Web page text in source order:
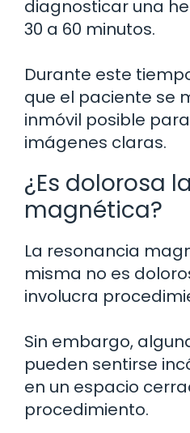
diagnosticar una
30 a 60 minutos.
Durante este
que el paciente se
inmóvil posible
imágenes claras.
¿Es dolorosa
magnética?
La resonancia
misma no es
involucra
Sin embargo,
pueden sentirse
en un espacio
procedimiento.